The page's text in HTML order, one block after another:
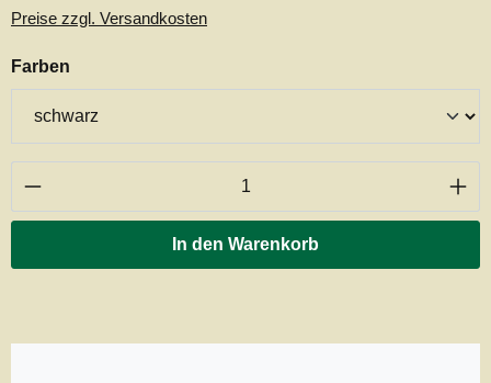
Preise zzgl. Versandkosten
Farben
Produkt Anzahl: Gib den gewünschten
In den Warenkorb